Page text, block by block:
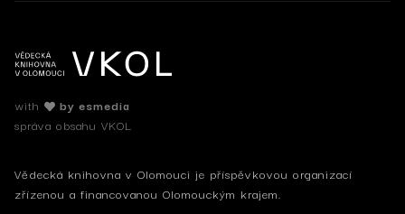
with
by esmedia
správa obsahu VKOL
Vědecká knihovna v Olomouci je příspěvkovou organizací
zřízenou a financovanou Olomouckým krajem.